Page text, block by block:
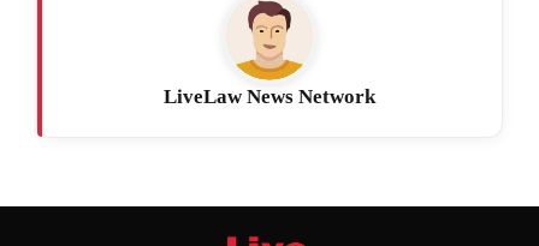
LiveLaw News Network